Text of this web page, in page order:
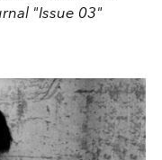
"Issue 03"